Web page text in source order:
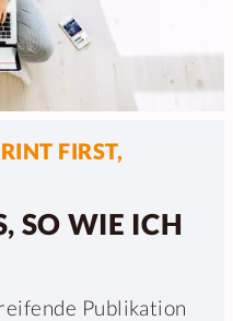
FIRST,
SO WIE ICH
Publikation